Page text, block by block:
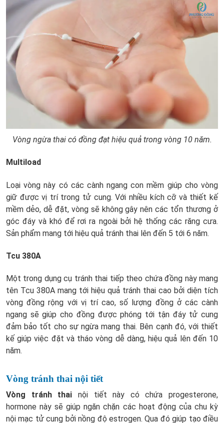
Vòng ngừa thai có đồng đạt hiệu quả trong vòng 10 năm.
Multiload
Loại vòng này có các cành ngang con mềm giúp cho vòng
giữ được vị trí trong tử cung. Với nhiều kích cỡ và thiết kế
mềm dẻo, dễ đặt, vòng sẽ không gây nên các tổn thương ở
góc đáy và khó để rơi ra ngoài bởi hệ thống các răng cưa.
Sản phẩm mang tới hiệu quả tránh thai lên đến 5 tới 6 năm.
Tcu 380A
Một trong dụng cụ tránh thai tiếp theo chứa đồng này mang
tên Tcu 380A mang tới hiệu quả tránh thai cao bởi diện tích
vòng đồng rộng với vị trí cao, số lượng đồng ở các cành
ngang sẽ giúp cho đồng được phóng tới tận đáy tử cung
đảm bảo tốt cho sự ngừa mang thai. Bên cạnh đó, với thiết
kế giúp việc đặt và tháo vòng dễ dàng, hiệu quả lên đến 10
năm.
Vòng tránh thai nội tiết
Vòng tránh thai nội tiết này có chứa progesterone,
hormone này sẽ giúp ngăn chặn các hoạt động của chu kỳ
nội mạc tử cung bởi nồng độ estrogen. Qua đó giúp tạo điều